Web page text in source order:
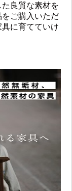
良質な素材を
ご購入いただ
に育てていけ